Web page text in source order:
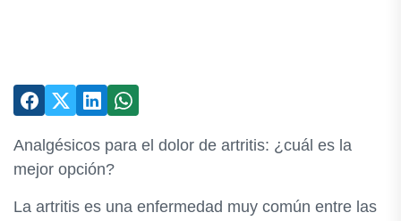
Analgésicos para el dolor de artritis: ¿cuál es la
mejor opción?
La artritis es una enfermedad muy común entre las